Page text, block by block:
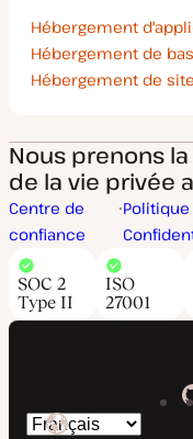
Hébergement
Hébergement de
Hébergement de
Nous prenons
de la vie privée
Centre de
confiance
Politique
SOC 2
Type II
ISO
27001
Changer